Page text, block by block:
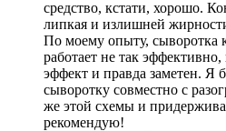
средство, кстати, хорошо.
липкая и излишней
По моему опыту, сыворотка
работает не так
эффект и правда заметен. Я
сыворотку совместно с
же этой схемы и
рекомендую!